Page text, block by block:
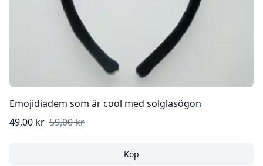
Emojidiadem som är cool med solglasögon
49,00 kr 59,00 kr
Köp